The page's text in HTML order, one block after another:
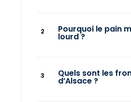
Pourquoi le pain
lourd ?
Quels sont les
d’Alsace ?